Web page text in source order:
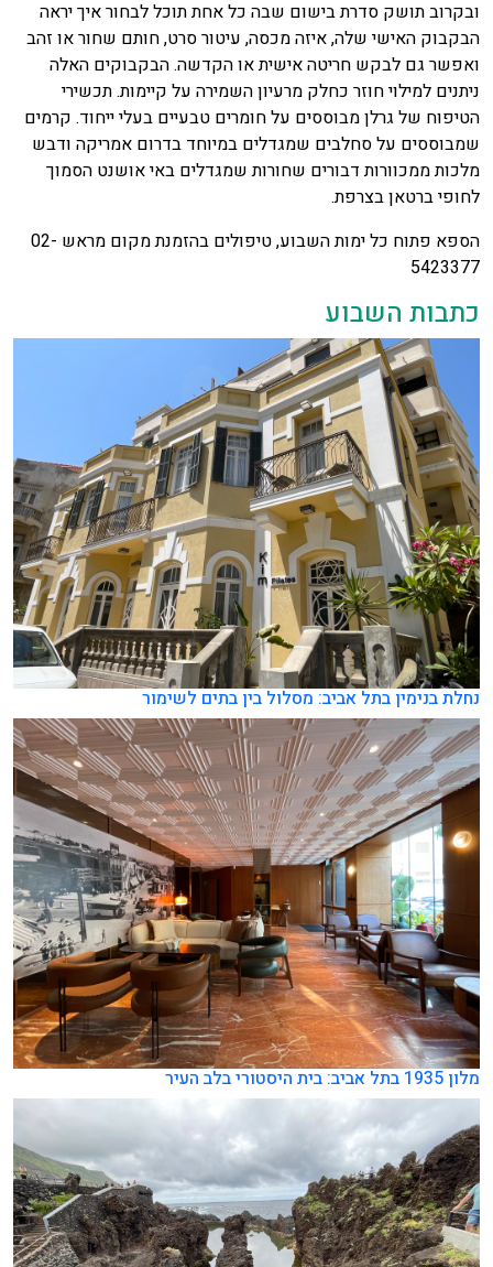
ובקרוב תושק סדרת בישום שבה כל אחת תוכל לבחור איך יראה
הבקבוק האישי שלה, איזה מכסה, עיטור סרט, חותם שחור או זהב
ואפשר גם לבקש חריטה אישית או הקדשה. הבקבוקים האלה
ניתנים למילוי חוזר כחלק מרעיון השמירה על קיימות. תכשירי
הטיפוח של גרלן מבוססים על חומרים טבעיים בעלי ייחוד. קרמים
שמבוססים על סחלבים שמגדלים במיוחד בדרום אמריקה ודבש
מלכות ממכוורות דבורים שחורות שמגדלים באי אושנט הסמוך
לחופי ברטאן בצרפת.
הספא פתוח כל ימות השבוע, טיפולים בהזמנת מקום מראש 02-
5423377
כתבות השבוע
נחלת בנימין בתל אביב: מסלול בין בתים לשימור
מלון 1935 בתל אביב: בית היסטורי בלב העיר